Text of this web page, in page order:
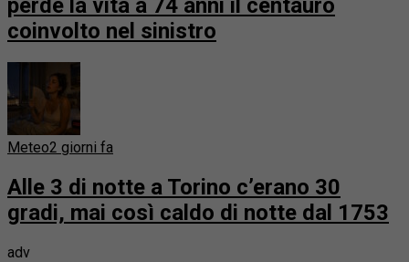
perde la vita a 74 anni il centauro
coinvolto nel sinistro
Meteo2 giorni fa
Alle 3 di notte a Torino c’erano 30
gradi, mai così caldo di notte dal 1753
adv